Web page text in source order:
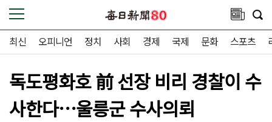
최신 오피니언 정치 사회 경제 국제 문화 스포츠
독도평화호 前 선장 비리 경찰이 수
사한다…울릉군 수사의뢰